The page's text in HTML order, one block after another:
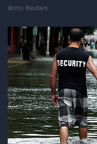
Фото: Reuters